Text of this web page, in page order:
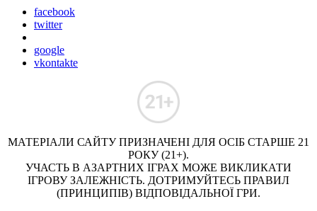
facebook
twitter
google
vkontakte
МАТЕРІАЛИ САЙТУ ПРИЗНАЧЕНІ ДЛЯ ОСІБ СТАРШЕ 21
РОКУ (21+).
УЧАСТЬ В АЗАРТНИХ ІГРАХ МОЖЕ ВИКЛИКАТИ
ІГРОВУ ЗАЛЕЖНІСТЬ. ДОТРИМУЙТЕСЬ ПРАВИЛ
(ПРИНЦИПІВ) ВІДПОВІДАЛЬНОЇ ГРИ.